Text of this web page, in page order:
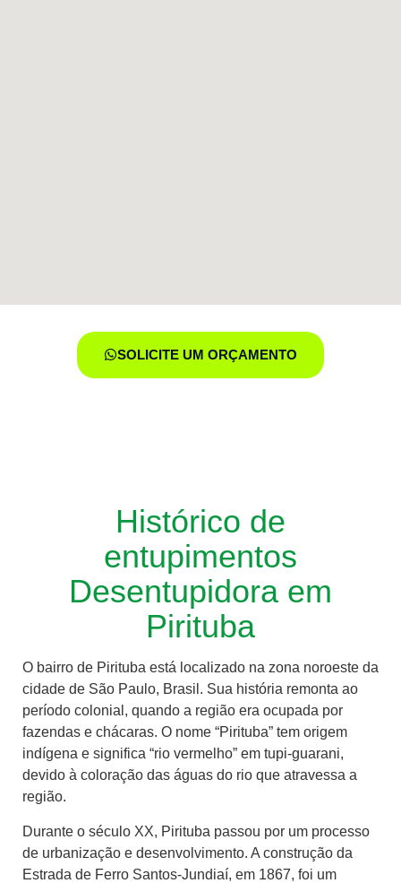
SOLICITE UM ORÇAMENTO
Histórico de
entupimentos
Desentupidora em
Pirituba
O bairro de Pirituba está localizado na zona noroeste da
cidade de São Paulo, Brasil. Sua história remonta ao
período colonial, quando a região era ocupada por
fazendas e chácaras. O nome “Pirituba” tem origem
indígena e significa “rio vermelho” em tupi-guarani,
devido à coloração das águas do rio que atravessa a
região.
Durante o século XX, Pirituba passou por um processo
de urbanização e desenvolvimento. A construção da
Estrada de Ferro Santos-Jundiaí, em 1867, foi um